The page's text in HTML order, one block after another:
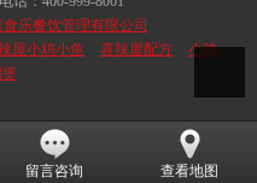
乐餐饮管理有限公司
屋小鸡小鱼 喜辣屋配方
小鸡
留言咨询 查看地图